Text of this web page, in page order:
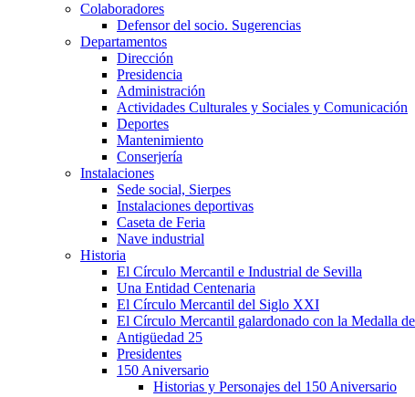
Colaboradores
Defensor del socio. Sugerencias
Departamentos
Dirección
Presidencia
Administración
Actividades Culturales y Sociales y Comunicación
Deportes
Mantenimiento
Conserjería
Instalaciones
Sede social, Sierpes
Instalaciones deportivas
Caseta de Feria
Nave industrial
Historia
El Círculo Mercantil e Industrial de Sevilla
Una Entidad Centenaria
El Círculo Mercantil del Siglo XXI
El Círculo Mercantil galardonado con la Medalla
Antigüedad 25
Presidentes
150 Aniversario
Historias y Personajes del 150 Aniversario